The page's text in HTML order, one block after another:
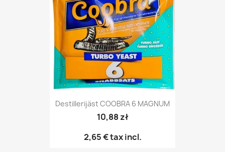
Destillerijäst COOBRA 6 MAGNUM
10,88 zł
2,65 €tax incl.